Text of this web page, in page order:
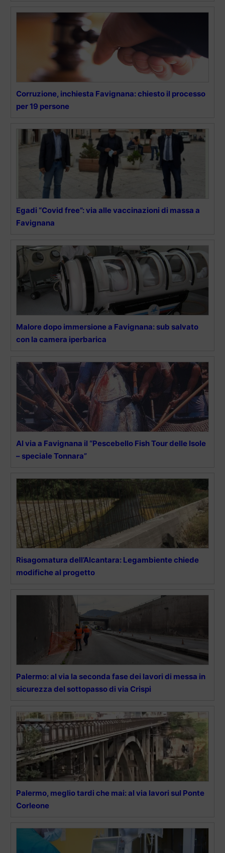
Corruzione, inchiesta Favignana: chiesto il processo
per 19 persone
Egadi “Covid free”: via alle vaccinazioni di massa a
Favignana
Malore dopo immersione a Favignana: sub salvato
con la camera iperbarica
Al via a Favignana il “Pescebello Fish Tour delle Isole
– speciale Tonnara”
Risagomatura dell’Alcantara: Legambiente chiede
modifiche al progetto
Palermo: al via la seconda fase dei lavori di messa in
sicurezza del sottopasso di via Crispi
Palermo, meglio tardi che mai: al via lavori sul Ponte
Corleone